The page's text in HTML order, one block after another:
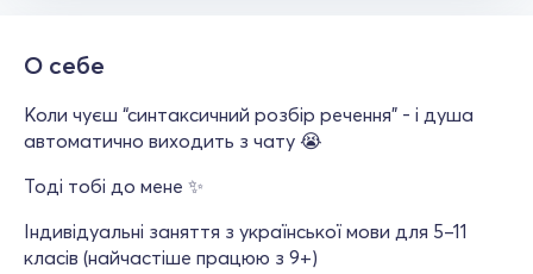
О себе
Коли чуєш “синтаксичний розбір речення” - і душа
автоматично виходить з чату 😭
Тоді тобі до мене ✨
Індивідуальні заняття з української мови для 5–11
класів (найчастіше працюю з 9+)